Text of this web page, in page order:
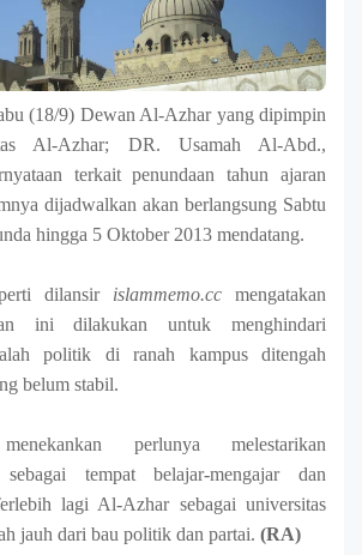
(18/9) Dewan Al-Azhar yang dipimpin
Al-Azhar; DR. Usamah Al-Abd.,
terkait penundaan tahun ajaran
dijadwalkan akan berlangsung Sabtu
hingga 5 Oktober 2013 mendatang.
dilansir islammemo.cc mengatakan
ini dilakukan untuk menghindari
politik di ranah kampus ditengah
belum stabil.
perlunya melestarikan
tempat belajar-mengajar dan
lagi Al-Azhar sebagai universitas
jauh dari bau politik dan partai. (RA)